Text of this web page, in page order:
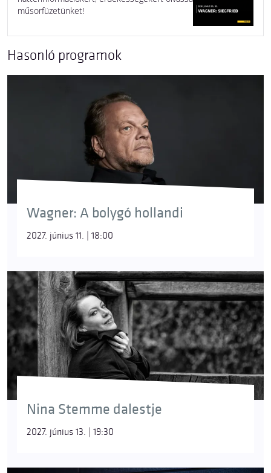
műsorfüzetünket!
Hasonló programok
Wagner: A bolygó hollandi
2027. június 11. | 18:00
Nina Stemme dalestje
2027. június 13. | 19:30